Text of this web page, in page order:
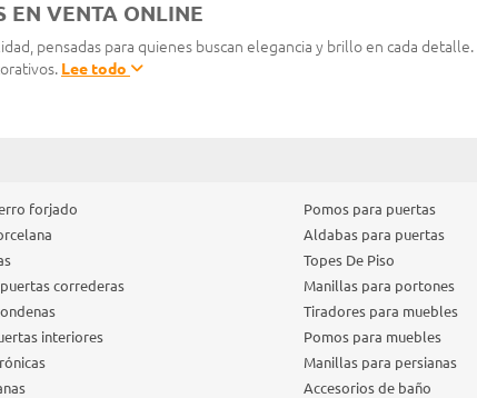
EN VENTA ONLINE
pensadas para quienes buscan elegancia y brillo en cada detalle.
Lee todo
forjado
correderas
interiores
Pomos para puertas
Aldabas para puertas
Topes De Piso
Manillas para portones
Tiradores para muebles
Pomos para muebles
Manillas para persianas
Accesorios de baño